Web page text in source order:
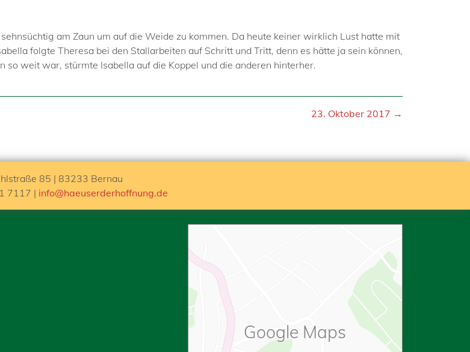
am Zaun um auf die Weide zu kommen. Da heute keiner wirklich Lust hatte mit
folgte Theresa bei den Stallarbeiten auf Schritt und Tritt, denn es hätte ja sein können,
so weit war, stürmte Isabella auf die Koppel und die anderen hinterher.
23. Oktober 2017 →
85 | 83233 Bernau
7117 | info@haeuserderhoffnung.de
Google Maps